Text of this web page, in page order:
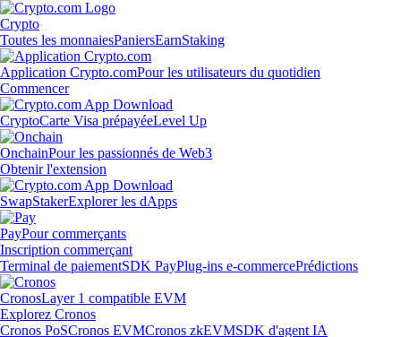
Crypto
Toutes les monnaiesPaniersEarnStaking
Application Crypto.comPour les utilisateurs du quotidien
Commencer
CryptoCarte Visa prépayéeLevel Up
OnchainPour les passionnés de Web3
Obtenir l'extension
SwapStakerExplorer les dApps
PayPour commerçants
Inscription commerçant
Terminal de paiementSDK PayPlug-ins e-commercePrédictions
CronosLayer 1 compatible EVM
Explorez Cronos
Cronos PoSCronos EVMCronos zkEVMSDK d'agent IA